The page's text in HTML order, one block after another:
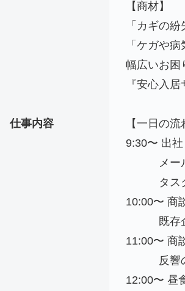
仕事内容
【商材】
「カギの
「ケガや
幅広いお困
『安⼼⼊
【⼀⽇の流
9:30〜 出社
メール
タスク
10:00〜 商
既存企業
11:00〜 商
反響のあ
12:00〜 昼